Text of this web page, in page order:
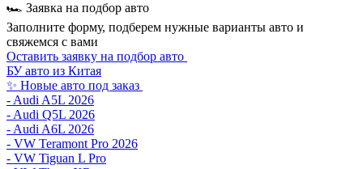
🏎 Заявка на подбор авто
Заполните форму, подберем нужные варианты авто и
свяжемся с вами
Оставить заявку на подбор авто
БУ авто из Китая
✨ Новые авто под заказ
- Audi A5L 2026
- Audi Q5L 2026
- Audi A6L 2026
- VW Teramont Pro 2026
- VW Tiguan L Pro